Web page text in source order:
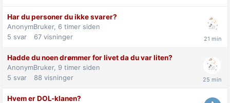
Har du personer du ikke svarer?
AnonymBruker, 6 timer siden
5 svar 67 visninger
Hadde du noen drømmer for livet da du var liten?
AnonymBruker, 9 timer siden
5 svar 88 visninger
Hvem er DOL-klanen?